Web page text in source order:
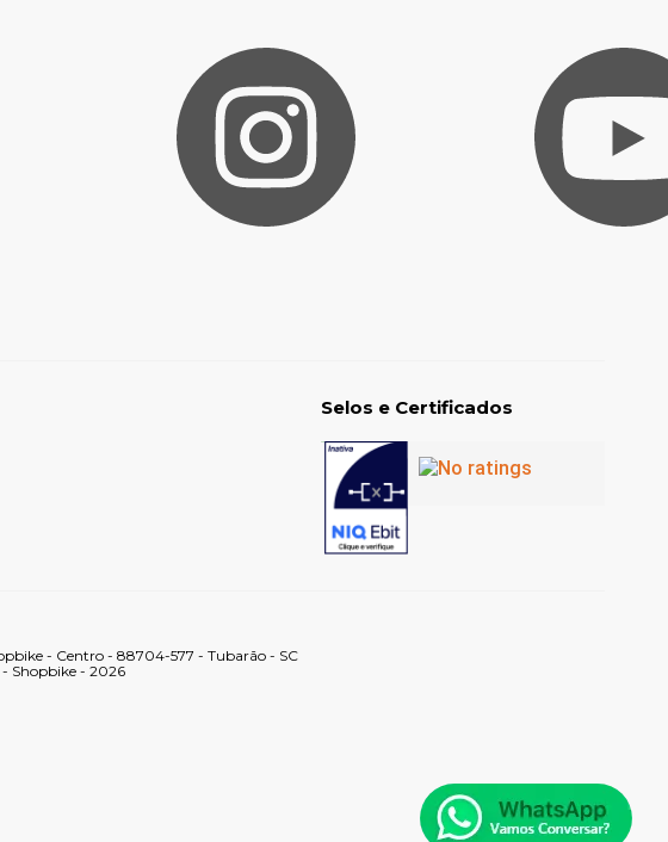
Selos e Certificados
- Centro - 88704-577 - Tubarão - SC
- Shopbike - 2026